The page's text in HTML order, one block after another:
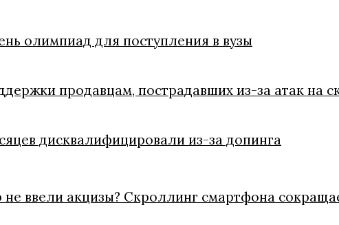
олимпиад для поступления в вузы
продавцам, пострадавших из-за атак на
дисквалифицировали из-за допинга
ввели акцизы? Скроллинг смартфона